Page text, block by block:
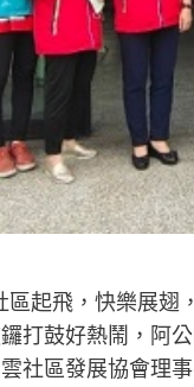
區起飛，快樂展
打鼓好熱鬧，阿
社區發展協會理